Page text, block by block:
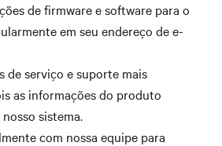
de firmware e software para o
em seu endereço de e-
de serviço e suporte mais
as informações do produto
sistema.
com nossa equipe para